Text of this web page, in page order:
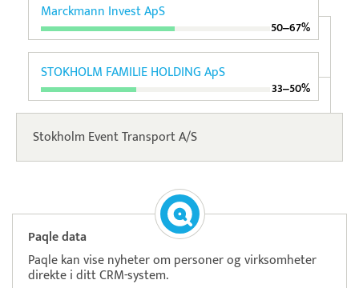
Marckmann Invest ApS
50‒67%
STOKHOLM FAMILIE HOLDING ApS
33‒50%
Stokholm Event Transport A/S
Paqle data
Paqle kan vise nyheter om personer og virksomheter
direkte i ditt CRM-system.